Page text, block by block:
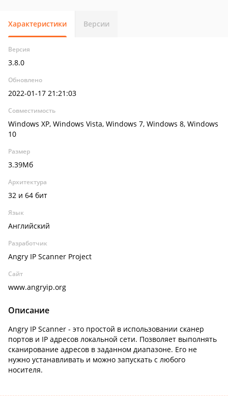
Характеристики Версии
Версия
3.8.0
Обновлено
2022-01-17 21:21:03
Совместимость
Windows XP, Windows Vista, Windows 7, Windows 8, Windows
10
Размер
3.39Мб
Архитектура
32 и 64 бит
Язык
Английский
Разработчик
Angry IP Scanner Project
Сайт
www.angryip.org
Описание
Angry IP Scanner - это простой в использовании сканер
портов и IP адресов локальной сети. Позволяет выполнять
сканирование адресов в заданном диапазоне. Его не
нужно устанавливать и можно запускать с любого
носителя.